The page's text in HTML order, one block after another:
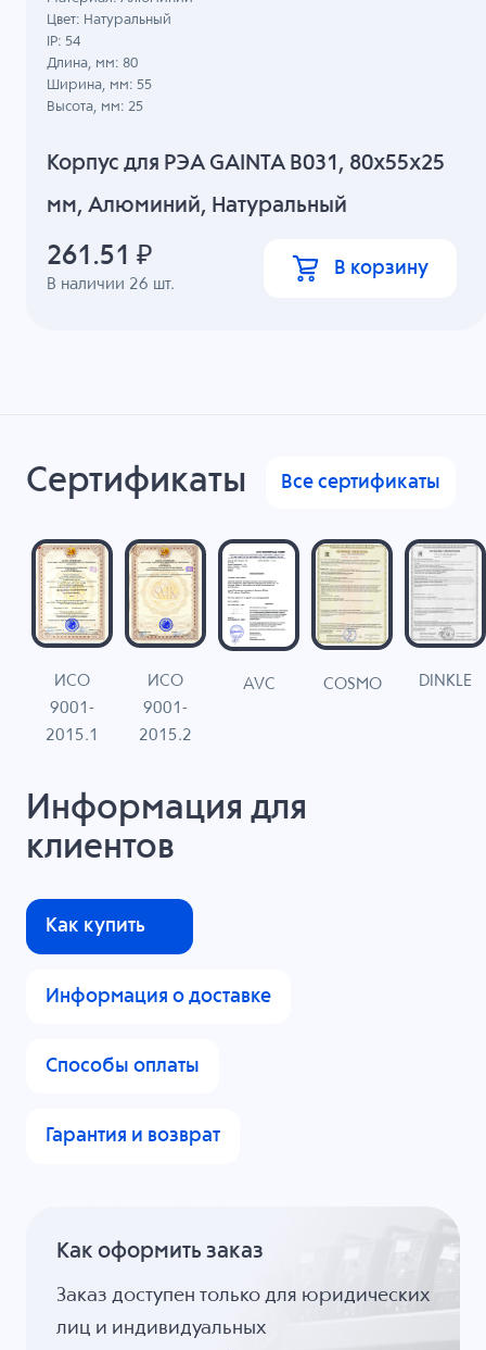
Корпус для РЭА GAINTA B031, 80x55x25
мм, Алюминий, Натуральный
В наличии 26 шт.
Цвет: Натуральный
IP: 54
Длина, мм: 80
Ширина, мм: 55
Высота, мм: 25
261.51 ₽ В корзину
Сертификаты Все сертификаты
ИСО
9001-
2015.1
ИСО
9001-
2015.2
AVC COSMO DINKLE
Информация для
клиентов
Как купить
Информация о доставке
Способы оплаты
Гарантия и возврат
Как оформить заказ
Заказ доступен только для юридических
лиц и индивидуальных